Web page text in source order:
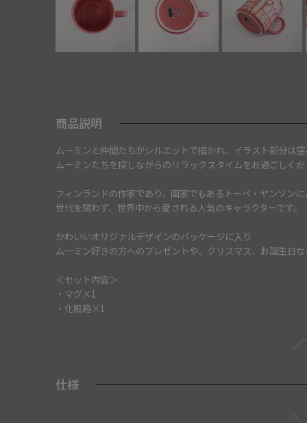
商品説明
ムーミンと仲間たちがシルエットで描かれ、イラスト部分は
ムーミンたちを探しながらのリラックスタイムをお過ごしく
フィンランドの作家であり、画家でもあるトーベ・ヤンソン
世代を問わず、世界中から愛される人気のキャラクターです。
かわいいオリジナルデザインのパッケージに入り
ムーミン好きの方へのプレゼントや、クリスマス、お誕生日
＜セット内容＞
・マグ×1
・化粧箱×1
仕様